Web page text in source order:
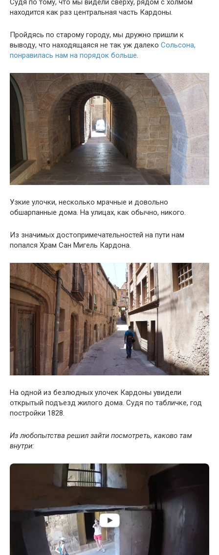
находится как раз центральная часть Кардоны.
Пройдясь по старому городу, мы дружно пришли к
выводу, что находящаяся не так уж далеко Сольсона,
понравилась нам на порядок больше
Узкие улочки, несколько мрачные и довольно
обшарпанные дома. На улицах, как обычно, никого.
Из значимых достопримечательностей на пути нам
попался Храм Сан Мигель Кардона.
На одной из безлюдных улочек Кардоны увидели
открытый подъезд жилого дома. Судя по табличке, год
постройки 1828.
Из любопытства решил зайти посмотреть, каково там
внутри: